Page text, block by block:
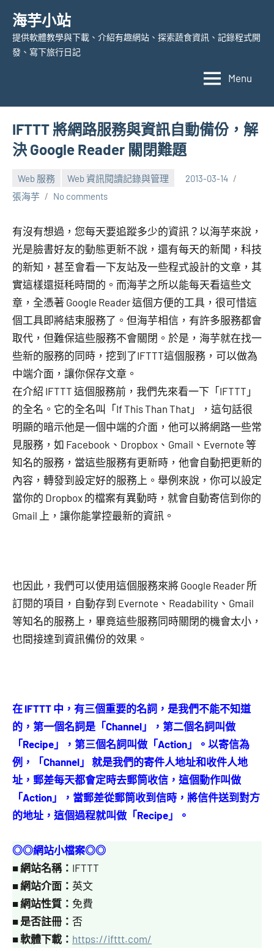
content
海芋小站
提供軟體教學與下載、介紹有趣網站、探索蔬食資訊、記錄程式開
發、寫下旅行日記
Menu
IFTTT 將網路服務與資訊自動備份，解
決 Google Reader 關閉難題
Web 服務 Web 資訊閱讀記錄與管理
2013-03-14
張海芋
No comments
有沒有想過，您每天要追蹤多少的資訊？以海芋來說，
光是臉書好友的動態更新不說，還有每天的新聞，科技
的新知，甚至會看一下友站及一些程式設計的文章，其
實這樣還挺秏時間的。而海芋之所以能每天看這些文
章，全憑著 Google Reader 這個方便的工具，很可惜這
個工具即將結束服務了。但海芋相信，有許多服務都會
取代，但難保這些服務不會關閉。於是，海芋就在找一
些新的服務的同時，挖到了IFTTT這個服務，可以做為
中端介面，讓你保存文章。
在介紹 IFTTT 這個服務前，我們先來看一下「IFTTT」
的全名。它的全名叫「If This Than That」，這句話很
明顯的暗示他是一個中端的介面，他可以將網路一些常
見服務，如 Facebook、Dropbox、Gmail、Evernote 等
知名的服務，當這些服務有更新時，他會自動把更新的
內容，轉發到設定好的服務上。舉例來說，你可以設定
當你的 Dropbox 的檔案有異動時，就會自動寄信到你的
Gmail 上，讓你能掌控最新的資訊。
也因此，我們可以使用這個服務來將 Google Reader 所
訂閱的項目，自動存到 Evernote、Readability、Gmail
等知名的服務上，畢竟這些服務同時關閉的機會太小，
也間接達到資訊備份的效果。
在 IFTTT 中，有三個重要的名詞，是我們不能不知道
的，第一個名詞是「Channel」，第二個名詞叫做
「Recipe」，第三個名詞叫做「Action」。以寄信為
例，「Channel」 就是我們的寄件人地址和收件人地
址，郵差每天都會定時去郵筒收信，這個動作叫做
「Action」，當郵差從郵筒收到信時，將信件送到對方
的地址，這個過程就叫做「Recipe」。
◎◎網站小檔案◎◎
■網站名稱： IFTTT
■網站介面： 英文
■網站性質： 免費
■ 是否註冊： 否
■軟體下載： https://ifttt.com/